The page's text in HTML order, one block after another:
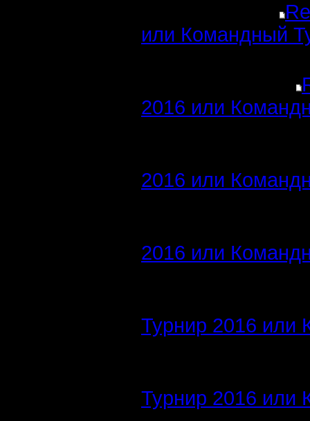
или Командный
2016 или
2016 или
2016 или
Турнир 2016 или
Турнир 2016 или